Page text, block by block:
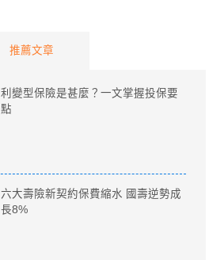
推薦文章
利變型保險是甚麼？一文掌握投保要
點
六大壽險新契約保費縮水 國壽逆勢成
長8%